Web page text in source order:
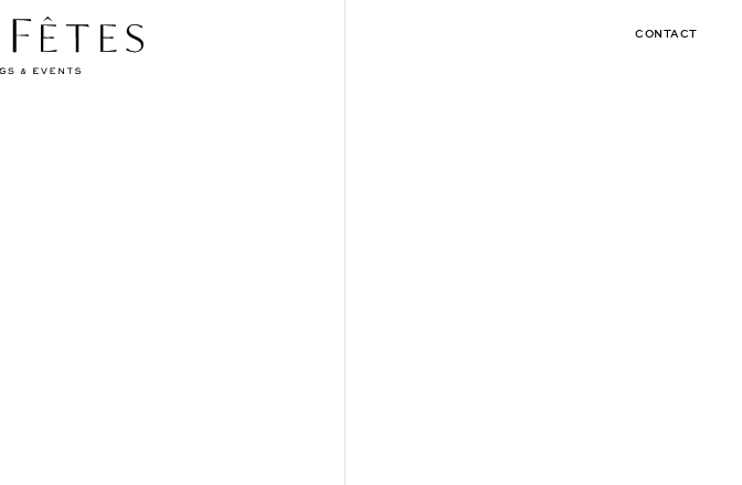
CONTACT